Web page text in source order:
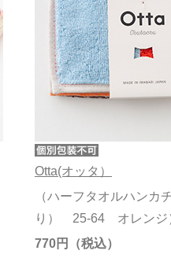
Otta(オッタ）
（ハーフタオルハンカ
り） 25-64 オレンジ
770円